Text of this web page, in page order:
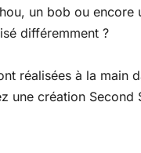
un bob ou encore
différemment ?
réalisées à la main
une création